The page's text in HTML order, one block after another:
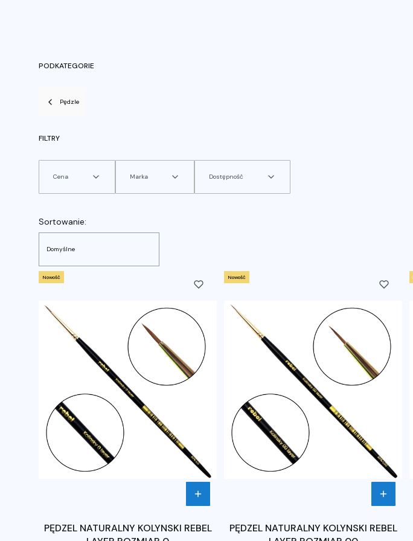
PODKATEGORIE
Pędzle
FILTRY
Cena Marka Dostępność
Lista produktów
Sortowanie:
Domyślne
Nowość
PĘDZEL NATURALNY KOLYNSKI REBEL
Nowość
PĘDZEL NATURALNY KOLYNSKI REBEL